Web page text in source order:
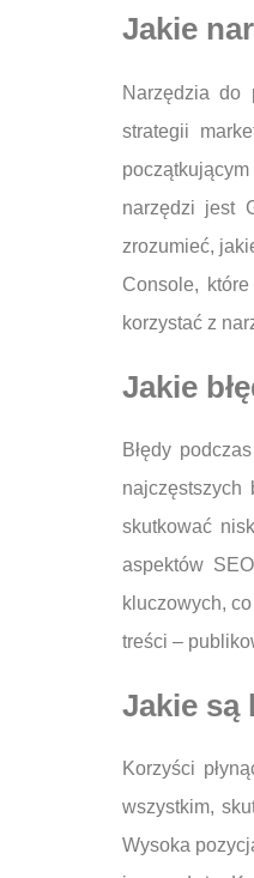
Jakie
Narzędzia do
strategii
narzędzi jest
zrozumieć,
Console,
korzystać z
Jakie
Błędy
najczęstszych
skutkować
aspektów
kluczowych,
treści –
Jakie są
Korzyści
wszystkim,
Wysoka